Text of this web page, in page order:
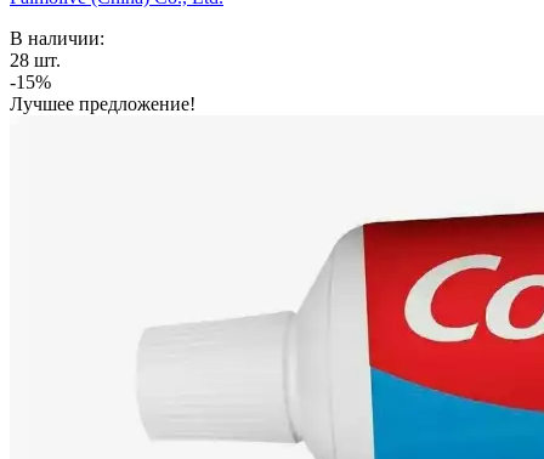
В наличии:
28 шт.
-15%
Лучшее предложение!